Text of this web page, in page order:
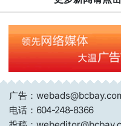
广告：
电话： 604-248-8366